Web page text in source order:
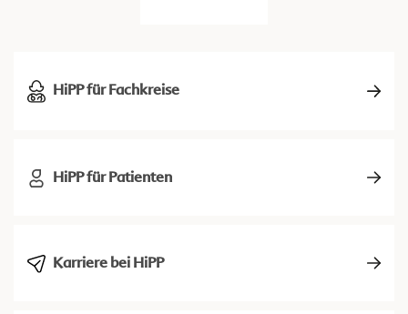
HiPP für Fachkreise
HiPP für Patienten
Karriere bei HiPP